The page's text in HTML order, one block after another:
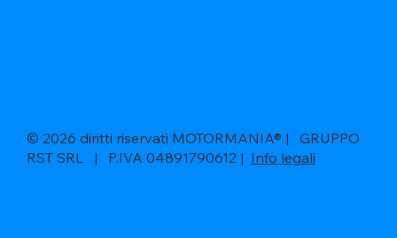
© 2026 diritti riservati MOTORMANIA® | GRUPPO
RST SRL | P.IVA 04891790612 | Info legali